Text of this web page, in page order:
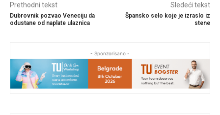
Prethodni tekst
Dubrovnik pozvao Veneciju da
odustane od naplate ulaznica
Sledeći tekst
Špansko selo koje je izraslo iz
stene
- Sponzorisano -